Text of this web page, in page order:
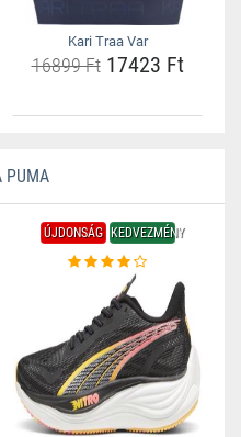
Kari Traa Var
16899 Ft17423 Ft
PUMA
ÚJDONSÁG KEDVEZMÉNY